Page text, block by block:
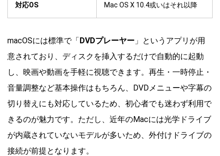
対応OS Mac OS X 10.4或いはそれ以降
macOSには標準で「DVDプレーヤー 」というアプリが用
意されており、ディスクを挿入するだけで自動的に起動
し、映画や動画を手軽に視聴できます。再生・一時停止・
音量調整など基本操作はもちろん、DVDメニューや字幕の
切り替えにも対応しているため、初心者でも迷わず利用で
きるのが魅力です。ただし、近年のMacには光学ドライブ
が内蔵されていないモデルが多いため、外付けドライブの
接続が前提となります。